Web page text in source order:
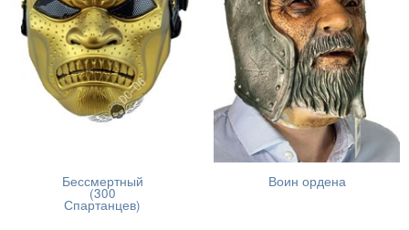
Бессмертный
(300
Спартанцев)
Воин ордена